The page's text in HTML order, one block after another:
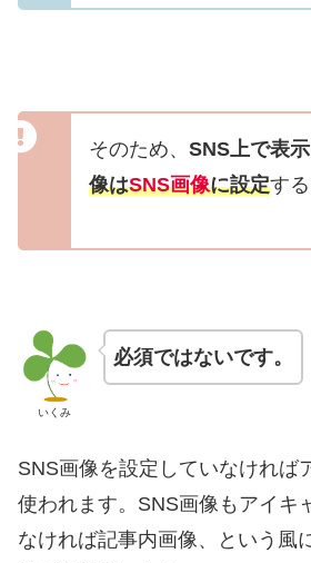
そのため、 SNS上で表
像はSNS画像に設定す
いくみ
必須ではないです。
SNS画像を設定していなければ
使われます。SNS画像もアイキ
なければ記事内画像、という風